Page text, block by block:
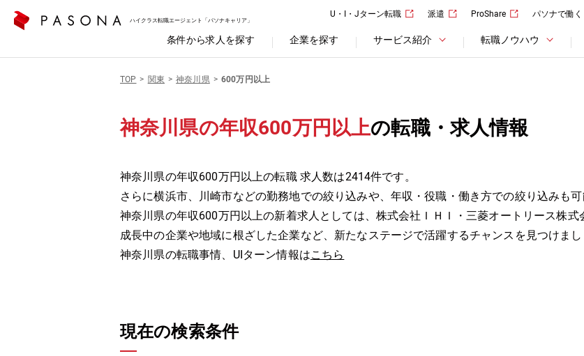
ハイクラス転職エージェント「パソナキャリア」
U・I・Jターン転職 派遣 ProShare パソナで働く
条件から求人を探す 企業を探す サービス紹介 転職ノウハウ
TOP 関東 神奈川県 600万円以上
神奈川県の年収600万円以上の転職・求人情報
神奈川県の年収600万円以上の転職 求人数は2414件です。
さらに横浜市、川崎市などの勤務地での絞り込みや、年収・役職・働き方での絞り込みも可
神奈川県の年収600万円以上の新着求人としては、株式会社ＩＨＩ・三菱オートリース株式
成長中の企業や地域に根ざした企業など、新たなステージで活躍するチャンスを見つけまし
神奈川県の転職事情、UIターン情報はこちら
現在の検索条件